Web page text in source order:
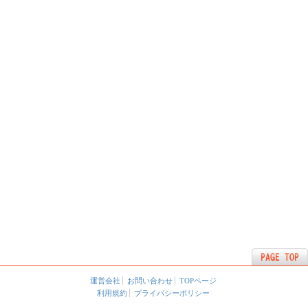
運営会社 お問い合わせ
TOPページ
利用規約
プライバシーポリシー